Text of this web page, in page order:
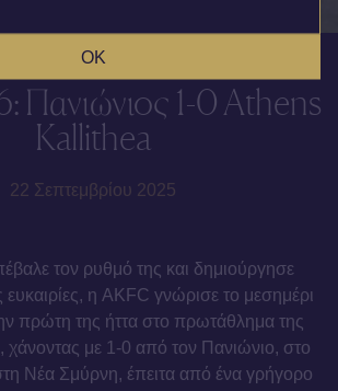
Πανιώνιος 1-0 Athens
Kallithea
22 Σεπτεμβρίου 2025
τον ρυθμό της και δημιούργησε
ευκαιρίες, η AKFC γνώρισε το μεσημέρι
πρώτη της ήττα στο πρωτάθλημα της
με 1-0 από τον Πανιώνιο, στο
Νέα Σμύρνη, έπειτα από ένα γρήγορο
OK